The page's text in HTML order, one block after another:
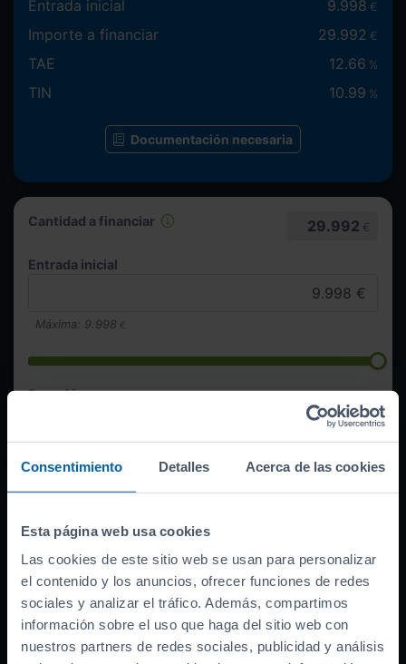
Consentimiento Detalles Acerca de las cookies
Esta página web usa cookies
Las cookies de este sitio web se usan para personalizar
el contenido y los anuncios, ofrecer funciones de redes
sociales y analizar el tráfico. Además, compartimos
información sobre el uso que haga del sitio web con
nuestros partners de redes sociales, publicidad y análisis
Cantidad a financiar 29.992 €
Entrada inicial
Máxima: 9.998 €
Duración
476€/mes
Entrada inicial 9.998 €
Importe a financiar 29.992 €
TAE 12.66 %
TIN 10.99 %
Documentación necesaria
Financiación lineal ofrecida por Sabadell, BBVA, CaixaBank,
ABANCA, Santander o Cetelem según campaña vigente, sometida a